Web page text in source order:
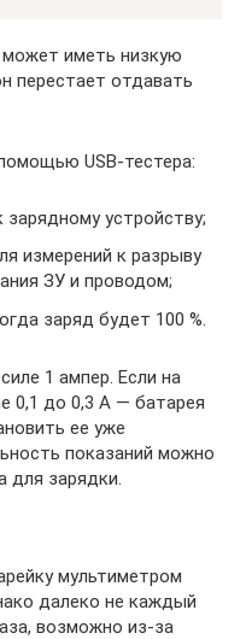
иметь низкую
перестает отдавать
USB-тестера:
устройству;
измерений к разрыву
ЗУ и проводом;
заряд будет 100 %.
1 ампер. Если на
0,1 до 0,3 А — батарея
ее уже
показаний можно
для зарядки.
мультиметром
далеко не каждый
возможно из-за